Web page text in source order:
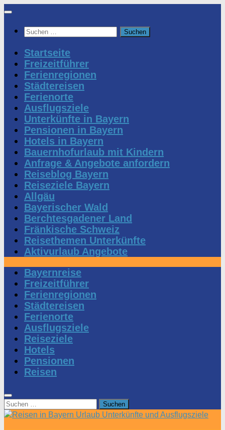
Zum
springenSuchen
Startseite
Freizeitführer
Ferienregionen
Städtereisen
Ferienorte
Ausflugsziele
Unterkünfte in Bayern
Pensionen in Bayern
Hotels in Bayern
Bauernhofurlaub mit Kindern
Anfrage & Angebote anfordern
Reiseblog Bayern
Reiseziele Bayern
Allgäu
Bayerischer Wald
Berchtesgadener Land
Fränkische Schweiz
Reisethemen Unterkünfte
Aktivurlaub Angebote
Bayernreise
Freizeitführer
Ferienregionen
Städtereisen
Ferienorte
Ausflugsziele
Reiseziele
Hotels
Pensionen
Reisen
Suchen
nach: